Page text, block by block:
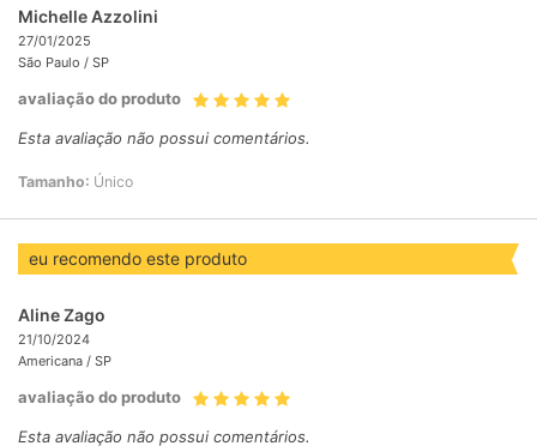
Michelle Azzolini
27/01/2025
São Paulo / SP
avaliação do produto
Esta avaliação não possui comentários.
Tamanho: Único
eu recomendo este produto
Aline Zago
21/10/2024
Americana / SP
avaliação do produto
Esta avaliação não possui comentários.